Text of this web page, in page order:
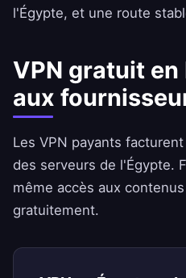
l'Égypte, et une route
VPN gratuit en
aux
Les VPN payants
des serveurs de l'Égypte.
même accès aux
gratuitement.